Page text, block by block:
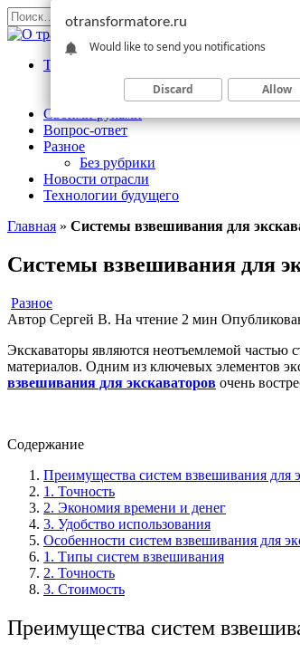
Перейти
к
содержанию
Search
for:
Трансформаторы
Измерительный
Силовой
Своими руками
Вопрос-ответ
Разное
Без рубрики
Новости отрасли
Технологии будущего
Главная » Системы взвешивания для
Системы взвешивания для
Разное
Автор Сергей В. На чтение 2 мин
Экскаваторы являются неотъемлемой частью
материалов. Одним из ключевых элементов
взвешивания для экскаваторов очень
Содержание
Преимущества систем взвешивания для
1. Точность
2. Экономия времени и денег
3. Удобство использования
Особенности систем взвешивания для
1. Типы систем взвешивания
2. Точность
3. Стоимость
Преимущества систем
otransformatore.ru
Would like to send you notifications
Discard Allow